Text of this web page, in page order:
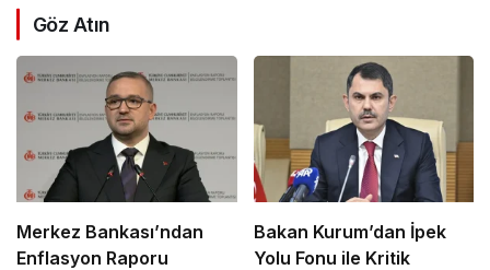
Göz Atın
Merkez Bankası’ndan
Enflasyon Raporu
Bakan Kurum’dan İpek
Yolu Fonu ile Kritik